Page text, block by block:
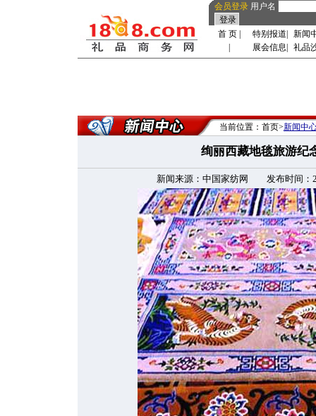
会员登录 用户名
首 页 特别报道
新闻
展会信息 礼品
当前位置：首页>新闻中
绚丽西藏地毯旅游
新闻来源：中国家纺网 发布时间